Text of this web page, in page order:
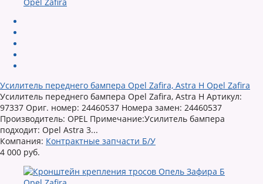
Усилитель переднего бампера Opel Zafira, Astra H Opel Zafira
Усилитель переднего бампера Opel Zafira, Astra H Артикул:
97337 Ориг. номер: 24460537 Номера замен: 24460537
Производитель: OPEL Примечание:Усилитель бампера
подходит: Opel Astra 3...
Компания: Контрактные запчасти Б/У
4 000 руб.